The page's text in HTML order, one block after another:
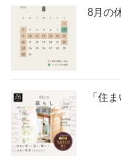
8月の
「住